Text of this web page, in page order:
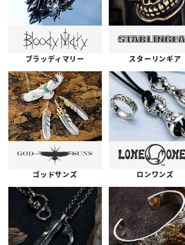
ブラッディマリー スターリンギア
ゴッドサンズ ロンワンズ